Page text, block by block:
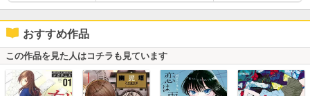
おすすめ作品
この作品を見た人はコチラも見ています